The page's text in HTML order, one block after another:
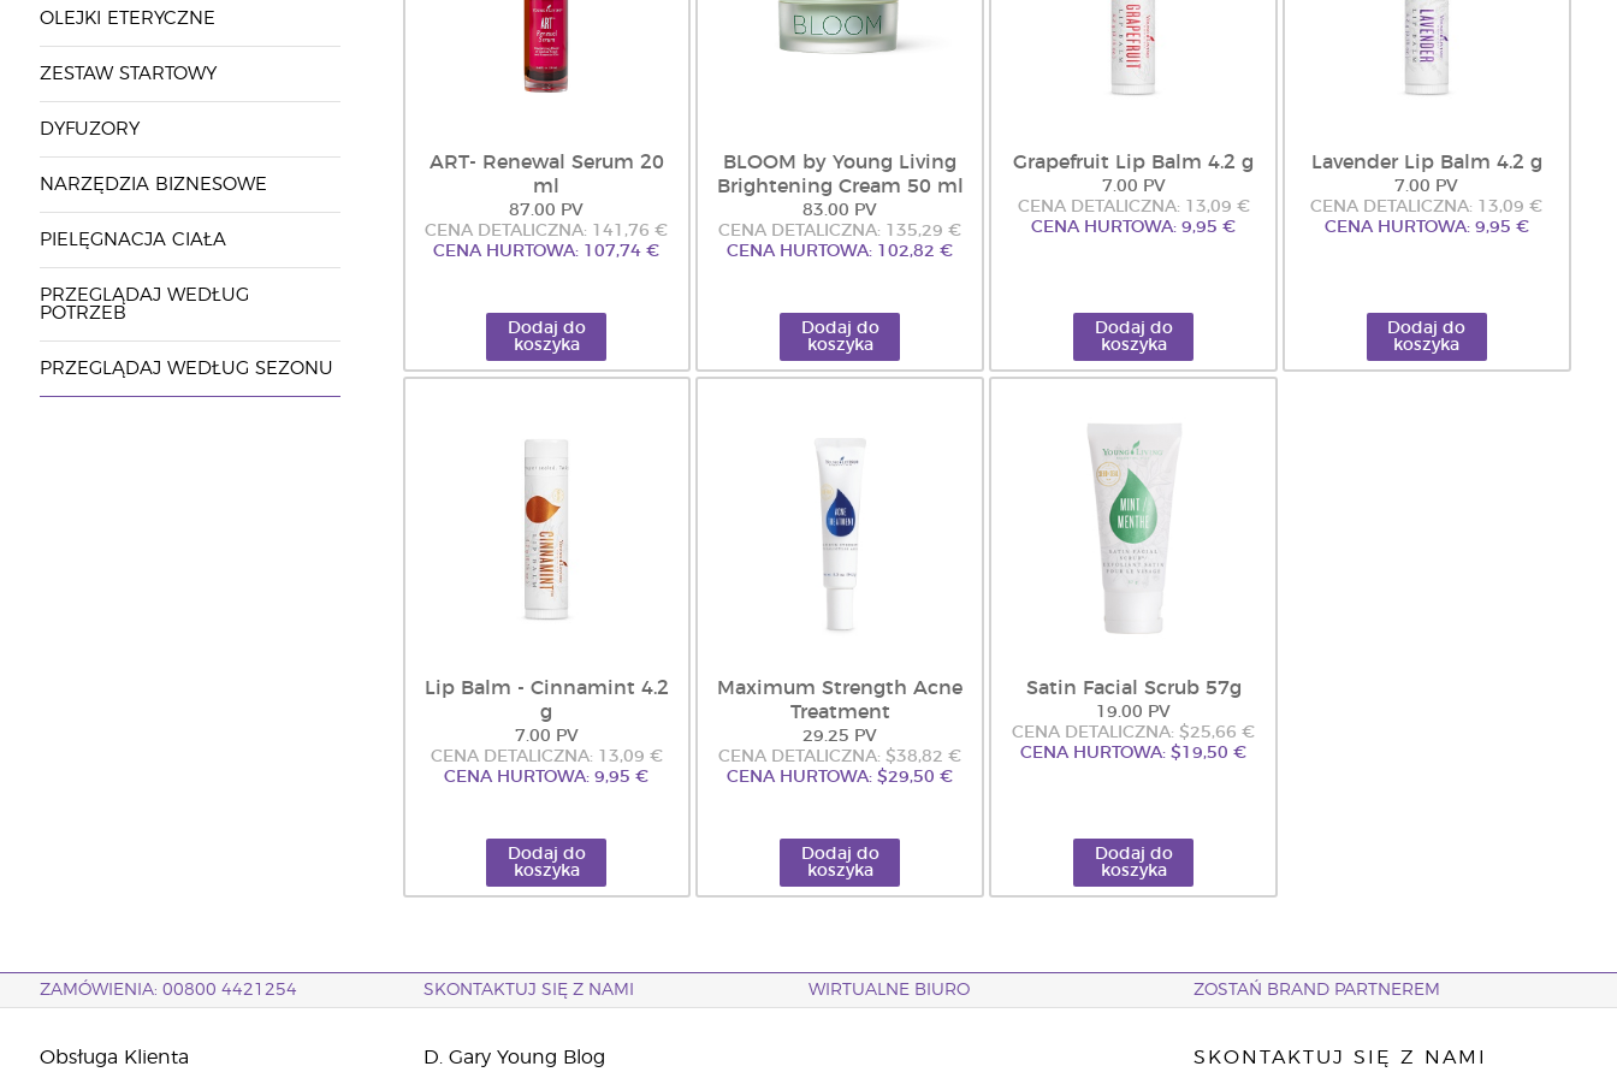
OLEJKI ETERYCZNE
ZESTAW STARTOWY
DYFUZORY
NARZĘDZIA BIZNESOWE
PIELĘGNACJA CIAŁA
PRZEGLĄDAJ WEDŁUG
POTRZEB
PRZEGLĄDAJ WEDŁUG SEZONU
ART- Renewal Serum 20
ml
87.00 PV
CENA DETALICZNA: 141,76 €
CENA HURTOWA: 107,74 €
Dodaj do
koszyka
BLOOM by Young Living
Brightening Cream 50 ml
83.00 PV
CENA DETALICZNA: 135,29 €
CENA HURTOWA: 102,82 €
Dodaj do
koszyka
Grapefruit Lip Balm 4.2 g
7.00 PV
CENA DETALICZNA: 13,09 €
CENA HURTOWA: 9,95 €
Dodaj do
koszyka
Lavender Lip Balm 4.2 g
7.00 PV
CENA DETALICZNA: 13,09 €
CENA HURTOWA: 9,95 €
Dodaj do
koszyka
Lip Balm - Cinnamint 4.2
g
7.00 PV
CENA DETALICZNA: 13,09 €
CENA HURTOWA: 9,95 €
Dodaj do
koszyka
Maximum Strength Acne
Treatment
29.25 PV
CENA DETALICZNA: $38,82 €
CENA HURTOWA: $29,50 €
Dodaj do
koszyka
Satin Facial Scrub 57g
19.00 PV
CENA DETALICZNA: $25,66 €
CENA HURTOWA: $19,50 €
Dodaj do
koszyka
ZAMÓWIENIA: 00800 4421254 SKONTAKTUJ SIĘ Z NAMI WIRTUALNE BIURO ZOSTAŃ BRAND PARTNEREM
Obsługa Klienta D. Gary Young Blog SKONTAKTUJ SIĘ Z NAMI